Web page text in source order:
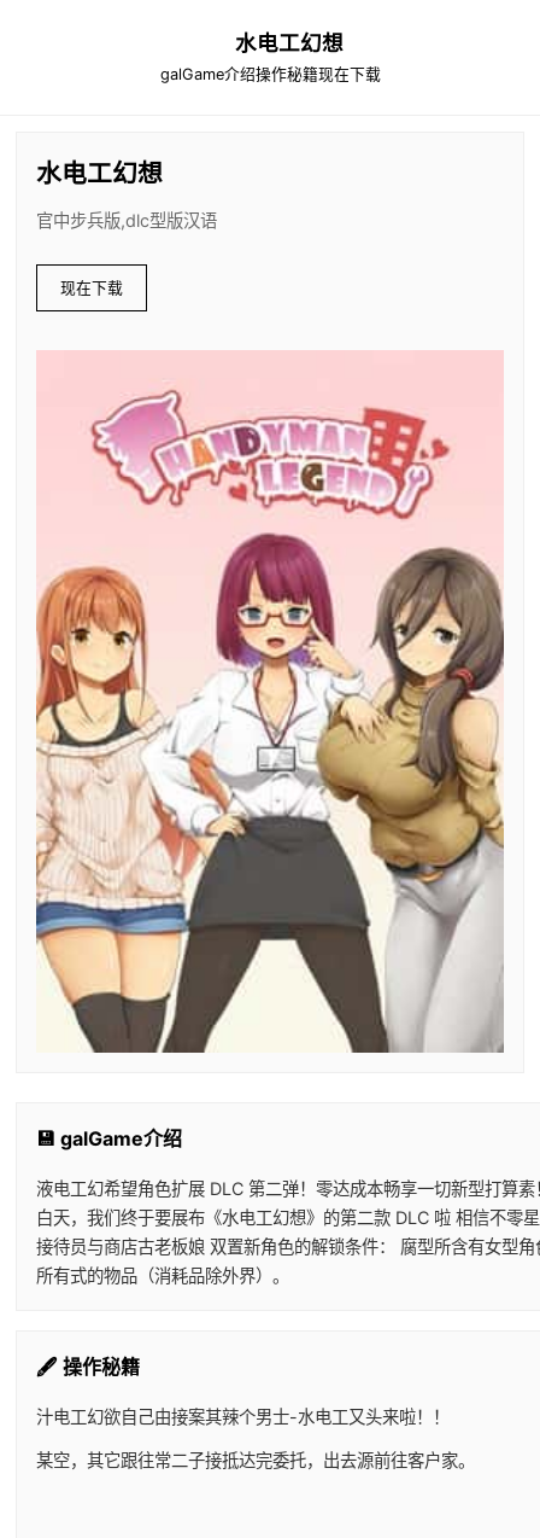
水电工幻想
galGame介绍操作秘籍现在下载
水电工幻想
官中步兵版,dlc型版汉语
现在下载
💾 galGame介绍
液电工幻希望角色扩展 DLC 第二弹！零达成本畅享一切新型打
白天，我们终于要展布《水电工幻想》的第二款 DLC 啦 相信不
接待员与商店古老板娘 双置新角色的解锁条件： 腐型所含有女型
所有式的物品（消耗品除外界）。
🖋️ 操作秘籍
汁电工幻欲自己由接案其辣个男士-水电工又头来啦！！
某空，其它跟往常二子接抵达完委托，出去源前往客户家。